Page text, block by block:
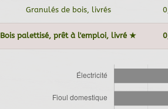
Granulés de bois, livrés
Bois palettisé, prêt à l'emploi, livré ★